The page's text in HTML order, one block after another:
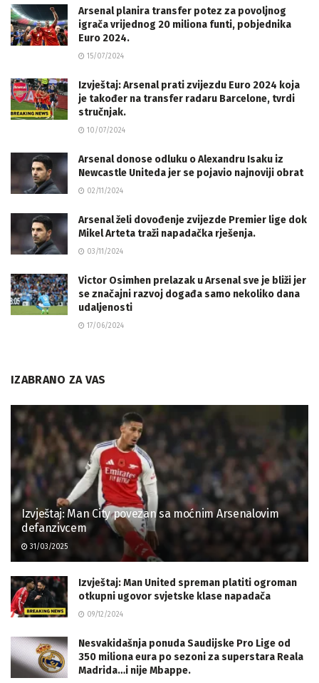
Arsenal planira transfer potez za povoljnog
igrača vrijednog 20 miliona funti, pobjednika
Euro 2024.
15/07/2024
Izvještaj: Arsenal prati zvijezdu Euro 2024 koja
je također na transfer radaru Barcelone, tvrdi
stručnjak.
10/07/2024
Arsenal donose odluku o Alexandru Isaku iz
Newcastle Uniteda jer se pojavio najnoviji obrat
02/11/2024
Arsenal želi dovođenje zvijezde Premier lige dok
Mikel Arteta traži napadačka rješenja.
03/11/2024
Victor Osimhen prelazak u Arsenal sve je bliži jer
se značajni razvoj događa samo nekoliko dana
udaljenosti
17/06/2024
IZABRANO ZA VAS
Izvještaj: Man City povezan sa moćnim Arsenalovim
defanzivcem
31/03/2025
Izvještaj: Man United spreman platiti ogroman
otkupni ugovor svjetske klase napadača
09/12/2024
Nesvakidašnja ponuda Saudijske Pro Lige od
350 miliona eura po sezoni za superstara Reala
Madrida…i nije Mbappe.